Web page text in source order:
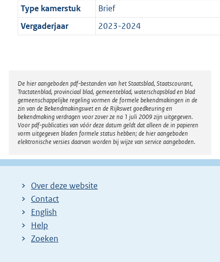
Type kamerstuk
Brief
Vergaderjaar
2023-2024
Disclaimer
De hier aangeboden pdf-bestanden van het Staatsblad, Staatscourant,
Tractatenblad, provinciaal blad, gemeenteblad, waterschapsblad en blad
gemeenschappelijke regeling vormen de formele bekendmakingen in de
zin van de Bekendmakingswet en de Rijkswet goedkeuring en
bekendmaking verdragen voor zover ze na 1 juli 2009 zijn uitgegeven.
Voor pdf-publicaties van vóór deze datum geldt dat alleen de in papieren
vorm uitgegeven bladen formele status hebben; de hier aangeboden
elektronische versies daarvan worden bij wijze van service aangeboden.
Over deze website
Contact
English
Help
Zoeken